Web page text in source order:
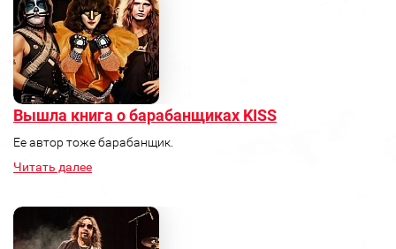
Вышла книга о барабанщиках KISS
Ее автор тоже барабанщик.
Читать далее